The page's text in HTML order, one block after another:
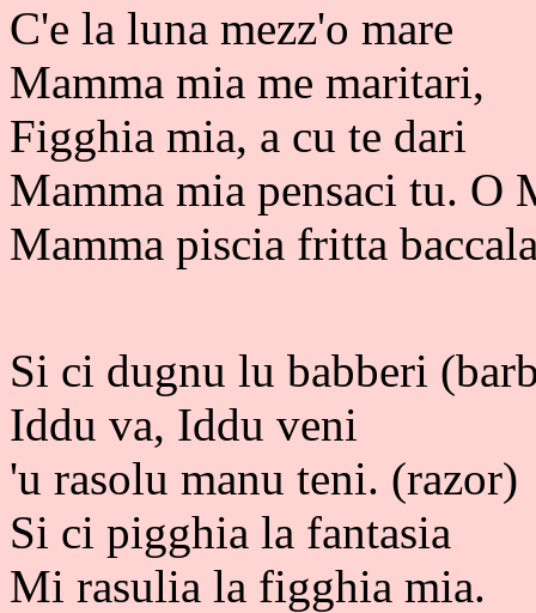
C'e la luna mezz'o mare
Mamma mia me maritari,
Figghia mia, a cu te dari
Mamma mia pensaci tu. O
Mamma piscia fritta
Si ci dugnu lu babberi
Iddu va, Iddu veni
'u rasolu manu teni. (razor)
Si ci pigghia la fantasia
Mi rasulia la figghia mia.